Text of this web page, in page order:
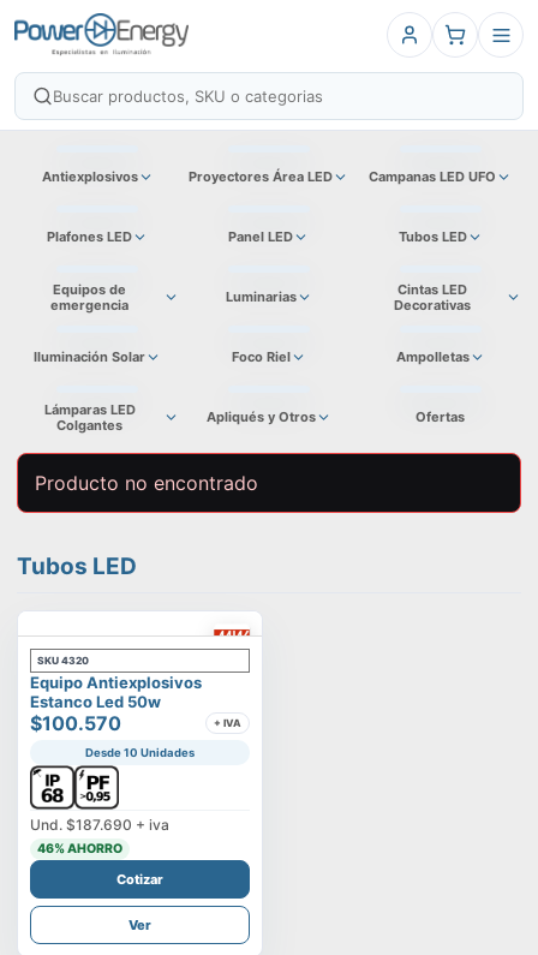
Antiexplosivos Proyectores Área LED Campanas LED UFO
Plafones LED Panel LED Tubos LED
Equipos de
emergencia
Luminarias
Cintas LED
Decorativas
Iluminación Solar Foco Riel Ampolletas
Lámparas LED
Colgantes
Apliqués y Otros Ofertas
Producto no encontrado
Tubos LED
SKU 4320
Equipo Antiexplosivos
Estanco Led 50w
$100.570 + IVA
Desde 10 Unidades
Und. $187.690 + iva
46% AHORRO
Cotizar
Ver